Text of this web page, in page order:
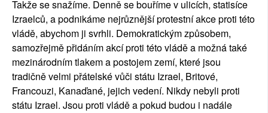
Takže se snažíme. Denně se bouříme v ulicích, statisíce
Izraelců, a podnikáme nejrůznější protestní akce proti této
vládě, abychom ji svrhli. Demokratickým způsobem,
samozřejmě přidáním akcí proti této vládě a možná také
mezinárodním tlakem a postojem zemí, které jsou
tradičně velmi přátelské vůči státu Izrael, Britové,
Francouzi, Kanaďané, jejich vedení. Nikdy nebyli proti
státu Izrael. Jsou proti vládě a pokud budou i nadále